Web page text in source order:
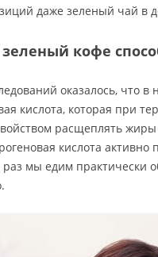
даже зеленый чай в
кофе
оказалось, что
кислота, которая при
расщеплять
кислота
раз мы едим практически